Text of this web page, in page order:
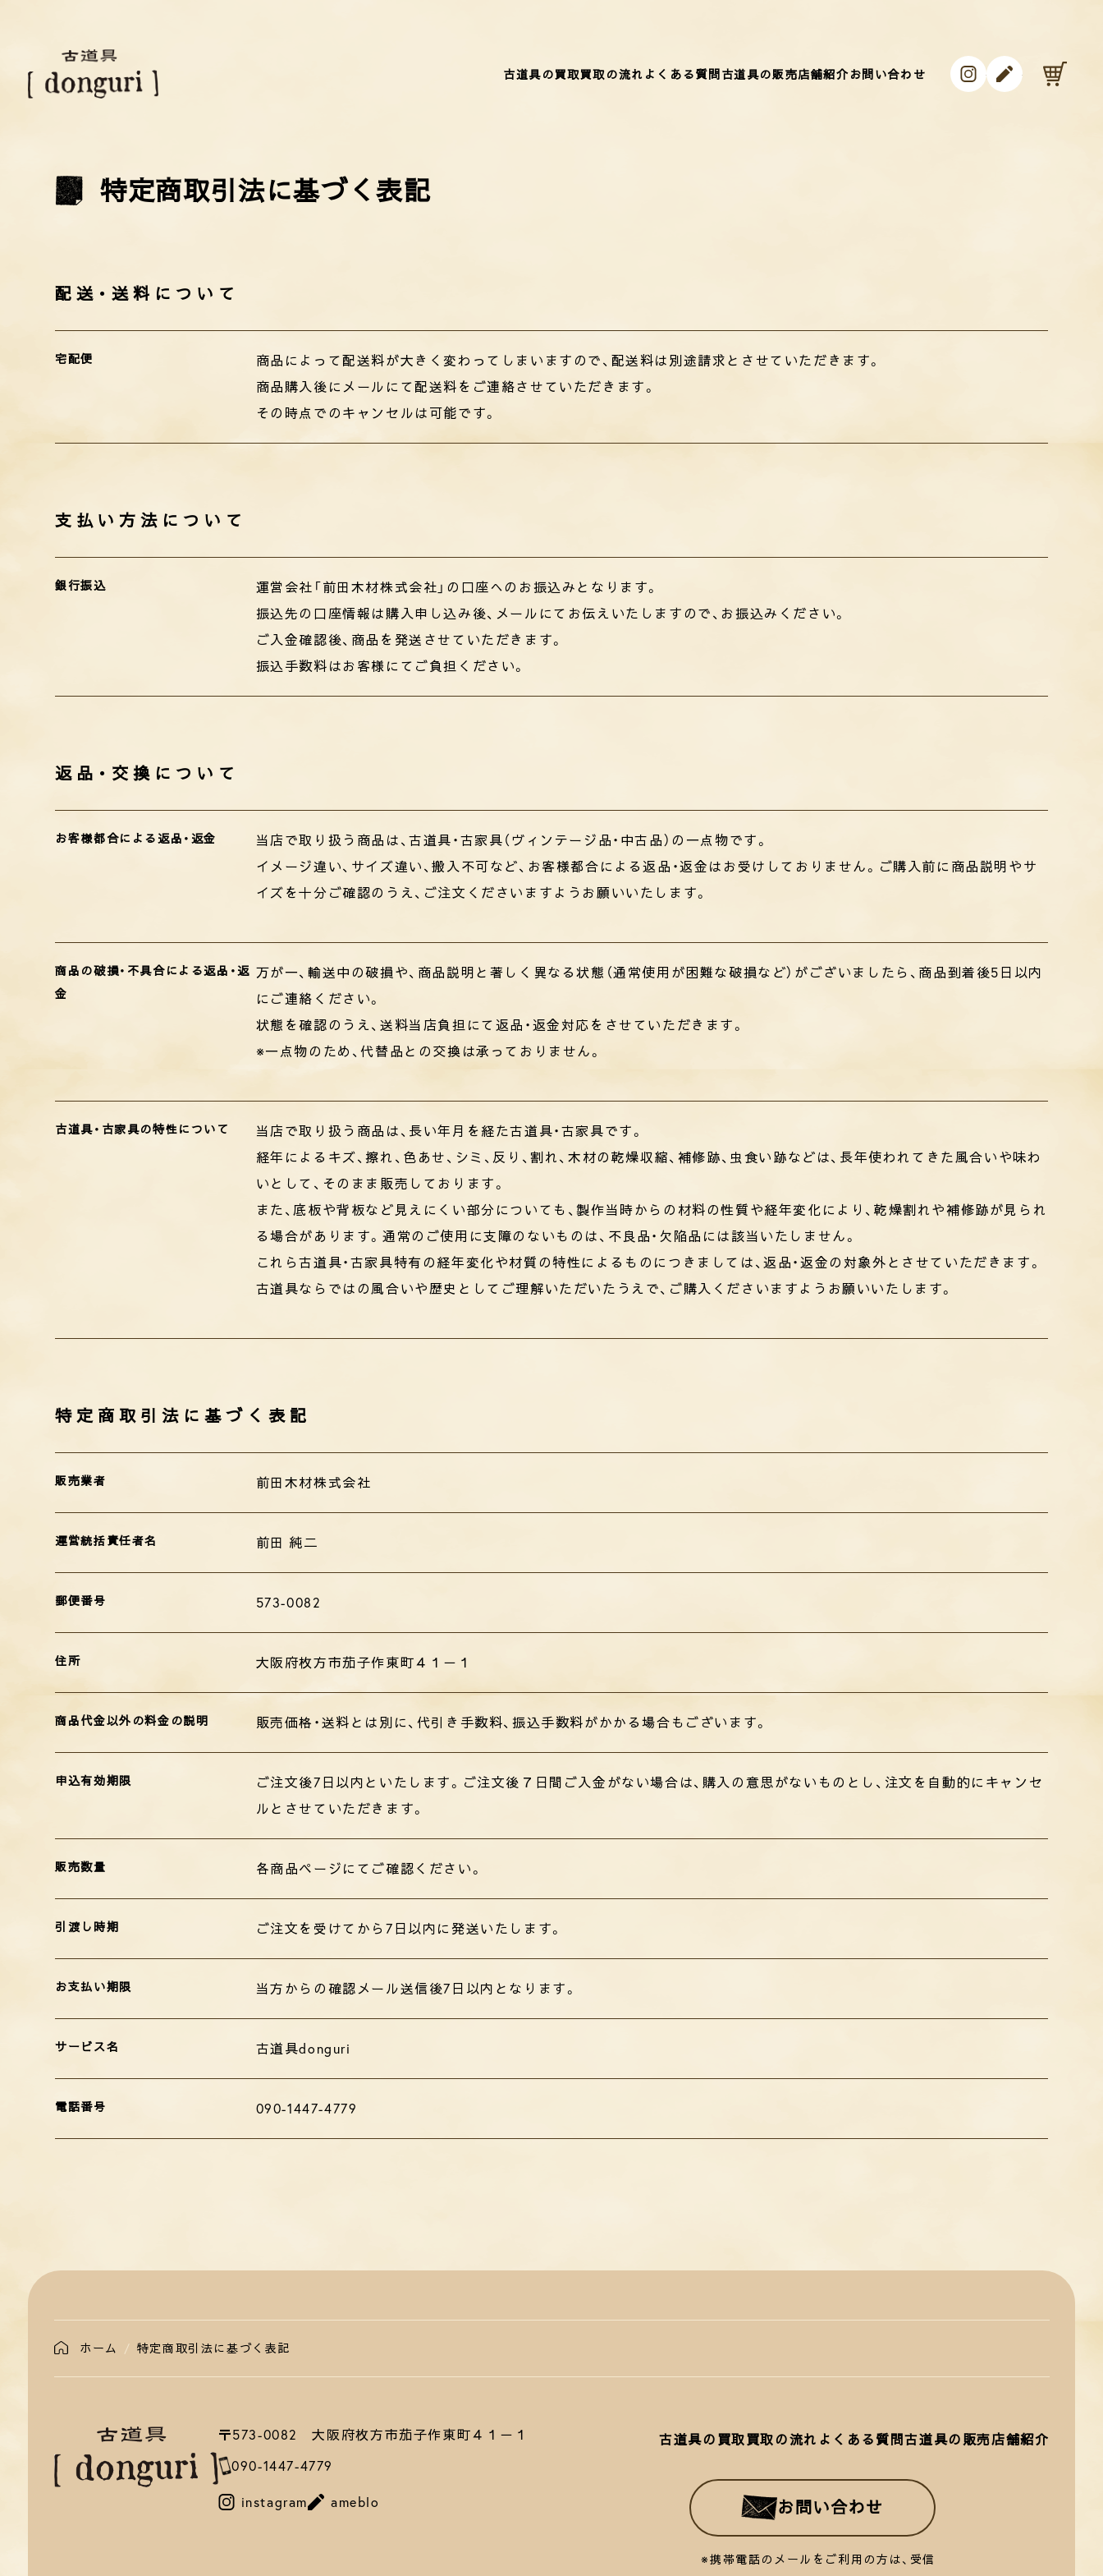
古道具の買取買取の流れ よくある質問 古道具の販売店舗紹介お問い合わせ instagram
ameblo
特定商取引法に基づく表記
配送・送料について
宅配便
商品によって配送料が大きく変わってしまいますので、配送料は別途請求とさせていただきます。
商品購入後にメールにて配送料をご連絡させていただきます。
その時点でのキャンセルは可能です。
支払い方法について
銀行振込
運営会社「前田木材株式会社」の口座へのお振込みとなります。
振込先の口座情報は購入申し込み後、メールにてお伝えいたしますので、お振込みください。
ご入金確認後、商品を発送させていただきます。
振込手数料はお客様にてご負担ください。
返品・交換について
お客様都合による返品・返金
当店で取り扱う商品は、古道具・古家具（ヴィンテージ品・中古品）の一点物です。
イメージ違い、サイズ違い、搬入不可など、お客様都合による返品・返金はお受けしておりません。ご購入前に商品説明やサ
イズを十分ご確認のうえ、ご注文くださいますようお願いいたします。
商品の破損・不具合による返品・返
金
万が一、輸送中の破損や、商品説明と著しく異なる状態（通常使用が困難な破損など）がございましたら、商品到着後5日以内
にご連絡ください。
状態を確認のうえ、送料当店負担にて返品・返金対応をさせていただきます。
※一点物のため、代替品との交換は承っておりません。
古道具・古家具の特性について
当店で取り扱う商品は、長い年月を経た古道具・古家具です。
経年によるキズ、擦れ、色あせ、シミ、反り、割れ、木材の乾燥収縮、補修跡、虫食い跡などは、長年使われてきた風合いや味わ
いとして、そのまま販売しております。
また、底板や背板など見えにくい部分についても、製作当時からの材料の性質や経年変化により、乾燥割れや補修跡が見られ
る場合があります。通常のご使用に支障のないものは、不良品・欠陥品には該当いたしません。
これら古道具・古家具特有の経年変化や材質の特性によるものにつきましては、返品・返金の対象外とさせていただきます。
古道具ならではの風合いや歴史としてご理解いただいたうえで、ご購入くださいますようお願いいたします。
特定商取引法に基づく表記
販売業者 前田木材株式会社
運営統括責任者名 前田 純二
郵便番号 573-0082
住所 大阪府枚方市茄子作東町４１－１
商品代金以外の料金の説明 販売価格・送料とは別に、代引き手数料、振込手数料がかかる場合もございます。
申込有効期限
ご注文後7日以内といたします。ご注文後７日間ご入金がない場合は、購入の意思がないものとし、注文を自動的にキャンセ
ルとさせていただきます。
販売数量 各商品ページにてご確認ください。
引渡し時期 ご注文を受けてから7日以内に発送いたします。
お支払い期限 当方からの確認メール送信後7日以内となります。
サービス名 古道具donguri
電話番号 090-1447-4779
ホーム 特定商取引法に基づく表記
古道具の買取買取の流れ よくある質問古道具の販売店舗紹介
お問い合わせ
※携帯電話のメールをご利用の方は、受信
〒573-0082 大阪府枚方市茄子作東町４１－１
090-1447-4779
instagram ameblo